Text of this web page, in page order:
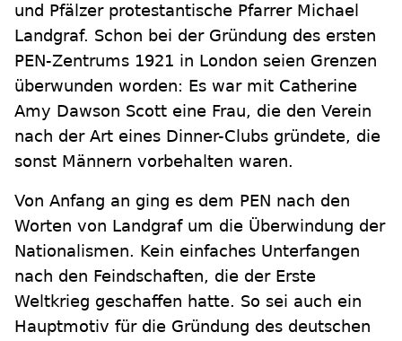
und Pfälzer protestantische Pfarrer Michael
Landgraf. Schon bei der Gründung des ersten
PEN-Zentrums 1921 in London seien Grenzen
überwunden worden: Es war mit Catherine
Amy Dawson Scott eine Frau, die den Verein
nach der Art eines Dinner-Clubs gründete, die
sonst Männern vorbehalten waren.
Von Anfang an ging es dem PEN nach den
Worten von Landgraf um die Überwindung der
Nationalismen. Kein einfaches Unterfangen
nach den Feindschaften, die der Erste
Weltkrieg geschaffen hatte. So sei auch ein
Hauptmotiv für die Gründung des deutschen